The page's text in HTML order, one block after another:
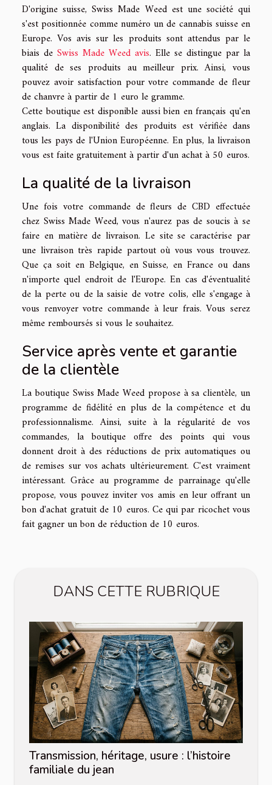
D'origine suisse, Swiss Made Weed est une société qui
s'est positionnée comme numéro un de cannabis suisse en
Europe. Vos avis sur les produits sont attendus par le
biais de Swiss Made Weed avis. Elle se distingue par la
qualité de ses produits au meilleur prix. Ainsi, vous
pouvez avoir satisfaction pour votre commande de fleur
de chanvre à partir de 1 euro le gramme.
Cette boutique est disponible aussi bien en français qu'en
anglais. La disponibilité des produits est vérifiée dans
tous les pays de l'Union Européenne. En plus, la livraison
vous est faite gratuitement à partir d'un achat à 50 euros.
La qualité de la livraison
Une fois votre commande de fleurs de CBD effectuée
chez Swiss Made Weed, vous n'aurez pas de soucis à se
faire en matière de livraison. Le site se caractérise par
une livraison très rapide partout où vous vous trouvez.
Que ça soit en Belgique, en Suisse, en France ou dans
n'importe quel endroit de l'Europe. En cas d'éventualité
de la perte ou de la saisie de votre colis, elle s'engage à
vous renvoyer votre commande à leur frais. Vous serez
même remboursés si vous le souhaitez.
Service après vente et garantie
de la clientèle
La boutique Swiss Made Weed propose à sa clientèle, un
programme de fidélité en plus de la compétence et du
professionnalisme. Ainsi, suite à la régularité de vos
commandes, la boutique offre des points qui vous
donnent droit à des réductions de prix automatiques ou
de remises sur vos achats ultérieurement. C'est vraiment
intéressant. Grâce au programme de parrainage qu'elle
propose, vous pouvez inviter vos amis en leur offrant un
bon d'achat gratuit de 10 euros. Ce qui par ricochet vous
fait gagner un bon de réduction de 10 euros.
DANS CETTE RUBRIQUE
Transmission, héritage, usure : l’histoire
familiale du jean